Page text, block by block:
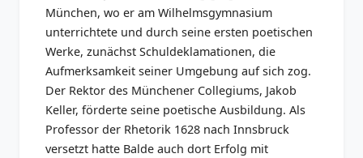
München, wo er am Wilhelmsgymnasium
unterrichtete und durch seine ersten poetischen
Werke, zunächst Schuldeklamationen, die
Aufmerksamkeit seiner Umgebung auf sich zog.
Der Rektor des Münchener Collegiums, Jakob
Keller, förderte seine poetische Ausbildung. Als
Professor der Rhetorik 1628 nach Innsbruck
versetzt hatte Balde auch dort Erfolg mit